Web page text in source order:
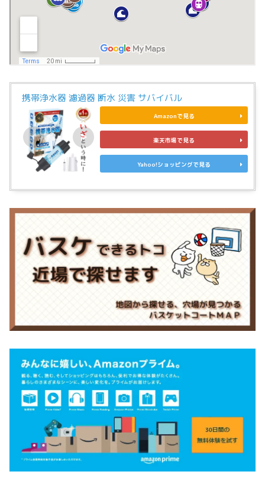
携帯浄水器 濾過器 断水 災害 サバイバル
Amazonで見る
楽天市場で見る
Yahoo!ショッピングで見る